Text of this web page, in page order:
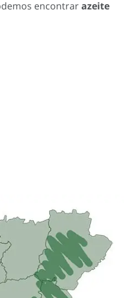
encontrarazeite